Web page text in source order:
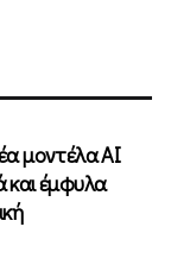
μοντέλα ΑΙ
και έμφυλα